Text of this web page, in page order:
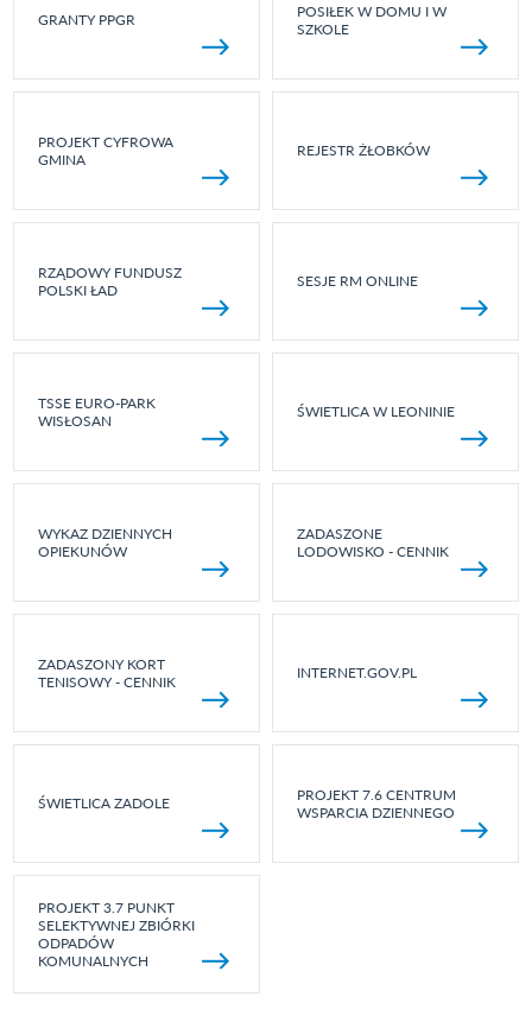
GRANTY PPGR
POSIŁEK W DOMU I W
SZKOLE
PROJEKT CYFROWA
GMINA
REJESTR ŻŁOBKÓW
RZĄDOWY FUNDUSZ
POLSKI ŁAD
SESJE RM ONLINE
TSSE EURO-PARK
WISŁOSAN
ŚWIETLICA W LEONINIE
WYKAZ DZIENNYCH
OPIEKUNÓW
ZADASZONE
LODOWISKO - CENNIK
ZADASZONY KORT
TENISOWY - CENNIK
INTERNET.GOV.PL
ŚWIETLICA ZADOLE
PROJEKT 7.6 CENTRUM
WSPARCIA DZIENNEGO
PROJEKT 3.7 PUNKT
SELEKTYWNEJ ZBIÓRKI
ODPADÓW
KOMUNALNYCH